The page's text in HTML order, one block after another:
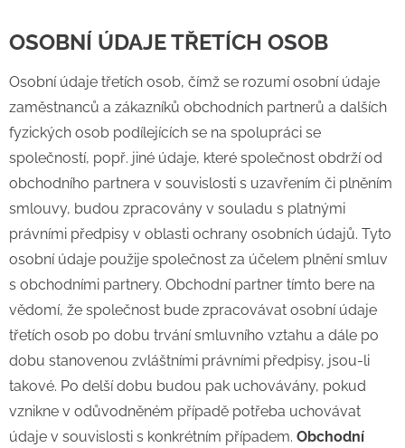
OSOBNÍ ÚDAJE TŘETÍCH OSOB
Osobní údaje třetích osob, čímž se rozumí osobní údaje
zaměstnanců a zákazníků obchodních partnerů a dalších
fyzických osob podílejících se na spolupráci se
společností, popř. jiné údaje, které společnost obdrží od
obchodního partnera v souvislosti s uzavřením či plněním
smlouvy, budou zpracovány v souladu s platnými
právními předpisy v oblasti ochrany osobních údajů. Tyto
osobní údaje použije společnost za účelem plnění smluv
s obchodními partnery. Obchodní partner tímto bere na
vědomí, že společnost bude zpracovávat osobní údaje
třetích osob po dobu trvání smluvního vztahu a dále po
dobu stanovenou zvláštními právními předpisy, jsou-li
takové. Po delší dobu budou pak uchovávány, pokud
vznikne v odůvodněném případě potřeba uchovávat
údaje v souvislosti s konkrétním případem. Obchodní